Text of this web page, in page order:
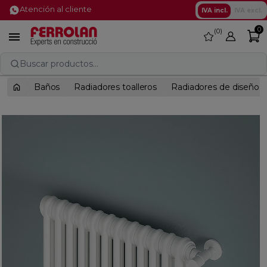
Atención al cliente IVA incl.
 favorite
0 0
Buscar productos...
Baños Radiadores toalleros Radiadores de diseño